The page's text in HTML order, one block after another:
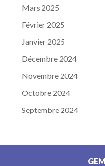
Mars 2025
Février 2025
Janvier 2025
Décembre 2024
Novembre 2024
Octobre 2024
Septembre 2024